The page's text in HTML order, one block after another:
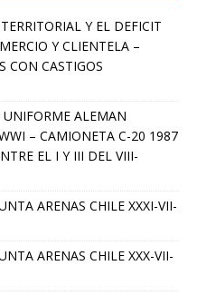
Y EL DEFICIT
Y CLIENTELA –
CON CASTIGOS
ALEMAN
– CAMIONETA C-20 1987
EL I Y III DEL VIII-
ARENAS CHILE XXXI-VII-
ARENAS CHILE XXX-VII-